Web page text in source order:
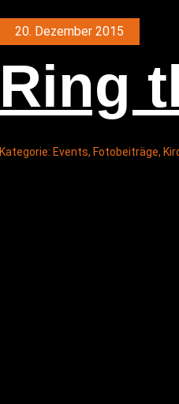
20. Dezember 2015
Ring
Kategorie: Events, Fotobeiträge,